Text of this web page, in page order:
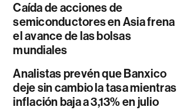
Caída de acciones de
semiconductores en Asia frena
el avance de las bolsas
mundiales
Analistas prevén que Banxico
deje sin cambio la tasa mientras
inflación baja a 3,13% en julio